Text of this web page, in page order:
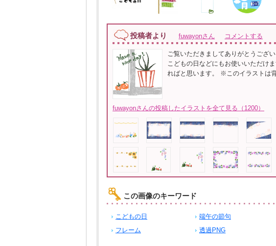
投稿者より fuwayonさん コメントする
ご覧いただきましてありがとうござ
こどもの日などにもお使いいただけ
ればと思います。 ※このイラストは
fuwayonさんの投稿したイラストを全て見る（1200）
この画像のキーワード
こどもの日 端午の節句
フレーム
透過PNG